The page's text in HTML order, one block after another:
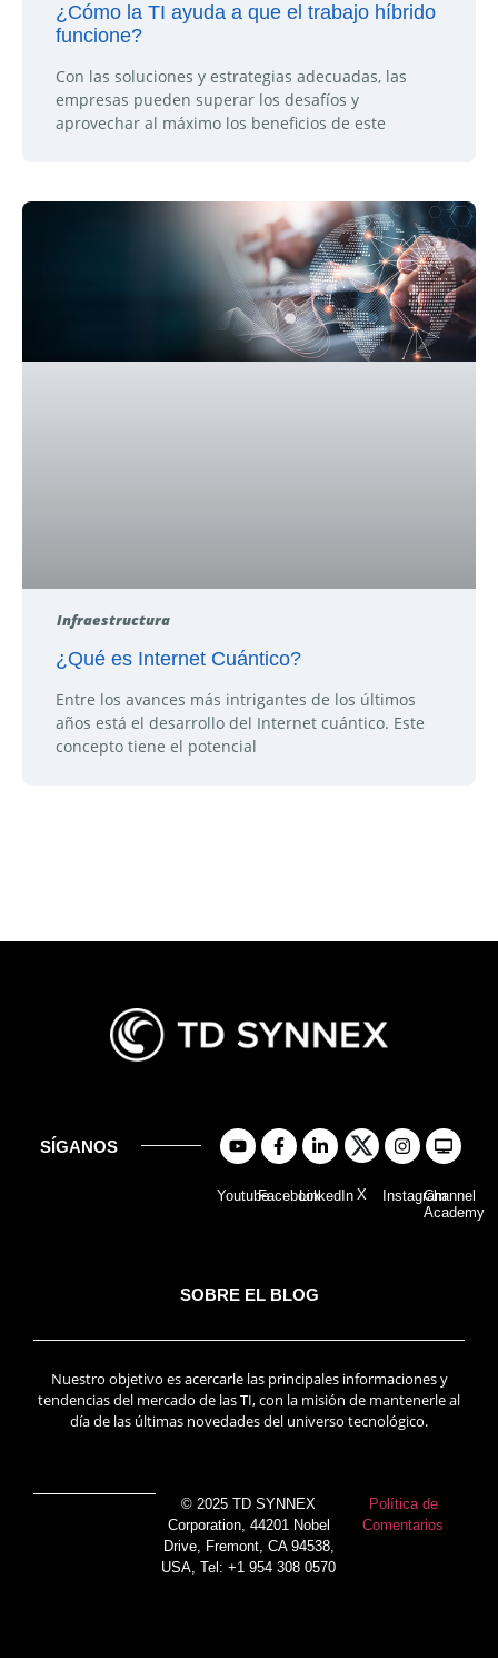
¿Cómo la TI ayuda a que el trabajo híbrido
funcione?
Con las soluciones y estrategias adecuadas, las
empresas pueden superar los desafíos y
aprovechar al máximo los beneficios de este
Infraestructura
¿Qué es Internet Cuántico?
Entre los avances más intrigantes de los últimos
años está el desarrollo del Internet cuántico. Este
concepto tiene el potencial
SÍGANOS
YoutubeFacebookLinkedIn X InstagramChannel
Academy
SOBRE EL BLOG
Nuestro objetivo es acercarle las principales informaciones y
tendencias del mercado de las TI, con la misión de mantenerle al
día de las últimas novedades del universo tecnológico.
© 2025 TD SYNNEX
Corporation, 44201 Nobel
Drive, Fremont, CA 94538,
USA, Tel: +1 954 308 0570
Política de
Comentarios